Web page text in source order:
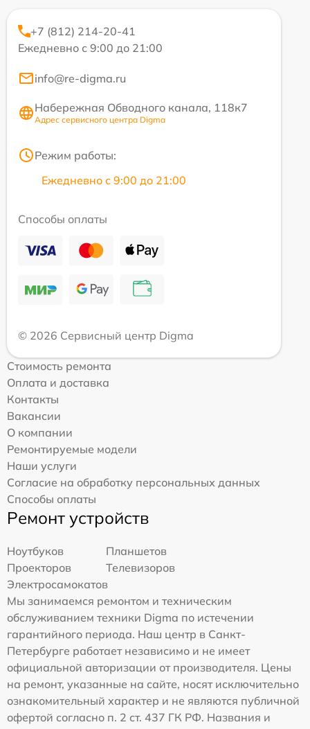
+7 (812) 214-20-41
Ежедневно с 9:00 до 21:00
info@re-digma.ru
Набережная Обводного канала, 118к7
Адрес сервисного центра Digma
Режим работы:
Ежедневно с 9:00 до 21:00
Способы оплаты
© 2026 Сервисный центр Digma
Стоимость ремонта
Оплата и доставка
Контакты
Вакансии
О компании
Ремонтируемые модели
Наши услуги
Согласие на обработку персональных данных
Способы оплаты
Ремонт устройств
Ноутбуков
Планшетов
Проекторов
Телевизоров
Электросамокатов
Мы занимаемся ремонтом и техническим
обслуживанием техники Digma по истечении
гарантийного периода. Наш центр в Санкт-
Петербурге работает независимо и не имеет
официальной авторизации от производителя. Цены
на ремонт, указанные на сайте, носят исключительно
ознакомительный характер и не являются публичной
офертой согласно п. 2 ст. 437 ГК РФ. Названия и